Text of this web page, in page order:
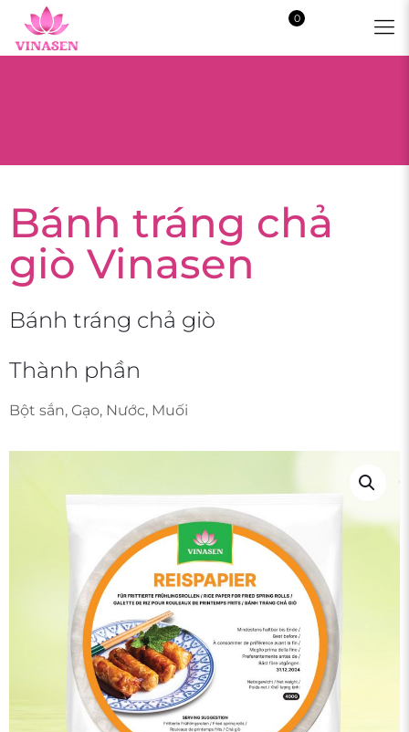
0
Bánh tráng chả
giò Vinasen
Bánh tráng chả giò
Thành phần
Bột sắn, Gạo, Nước, Muối